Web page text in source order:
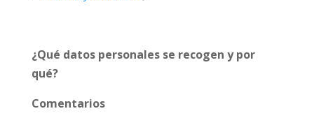
¿Qué datos personales se recogen y por
qué?
Comentarios